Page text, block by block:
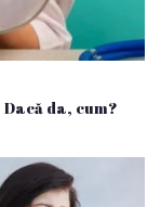
da, cum?